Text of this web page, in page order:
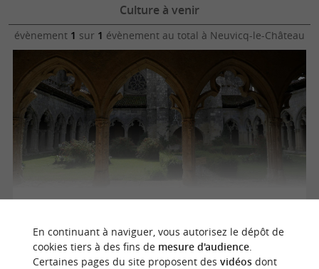
Culture à venir
évènement 1 sur 1 évènement au total à Neuvicq-le-Château
03/01/2026 au 31/12/2026
En continuant à naviguer, vous autorisez le dépôt de
cookies tiers à des fins de mesure d'audience.
Certaines pages du site proposent des vidéosdont